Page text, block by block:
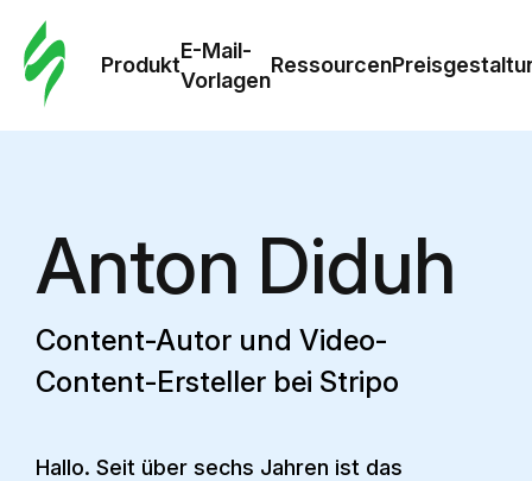
Produkt
E-Mail-
Vorlagen
Ressourcen
Anton Diduh
Content-Autor und Video-
Content-Ersteller bei Stripo
Hallo. Seit über sechs Jahren ist das